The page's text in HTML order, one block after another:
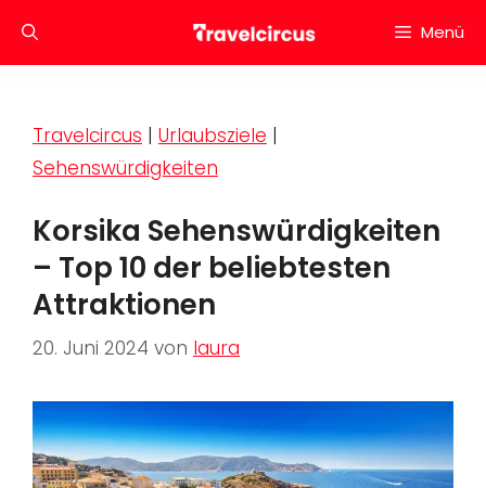
Inhalt
Menü
Travelcircus | Urlaubsziele |
Sehenswürdigkeiten
Korsika Sehenswürdigkeiten
– Top 10 der beliebtesten
Attraktionen
20. Juni 2024 von laura